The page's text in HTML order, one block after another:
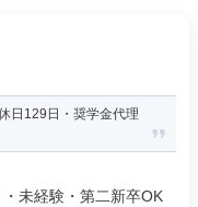
日129日・奨学金代理
未経験・第二新卒OK